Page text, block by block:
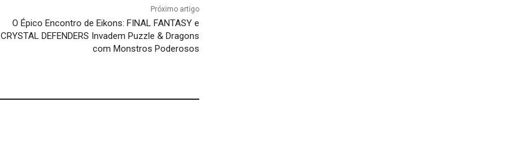
Próximo artigo
O Épico Encontro de Eikons: FINAL FANTASY e
CRYSTAL DEFENDERS Invadem Puzzle & Dragons
com Monstros Poderosos